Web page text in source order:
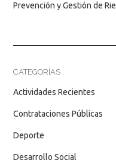
Prevención y Gestión de
CATEGORÍAS
Actividades Recientes
Contrataciones Públicas
Deporte
Desarrollo Social